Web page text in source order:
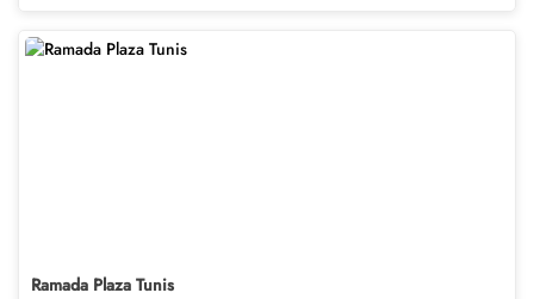
Ramada Plaza Tunis